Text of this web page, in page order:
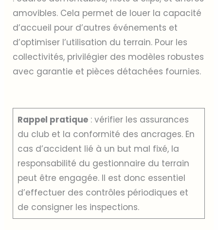
amovibles. Cela permet de louer la capacité
d’accueil pour d’autres événements et
d’optimiser l’utilisation du terrain. Pour les
collectivités, privilégier des modèles robustes
avec garantie et pièces détachées fournies.
Rappel pratique: vérifier les assurances
du club et la conformité des ancrages. En
cas d’accident lié à un but mal fixé, la
responsabilité du gestionnaire du terrain
peut être engagée. Il est donc essentiel
d’effectuer des contrôles périodiques et
de consigner les inspections.